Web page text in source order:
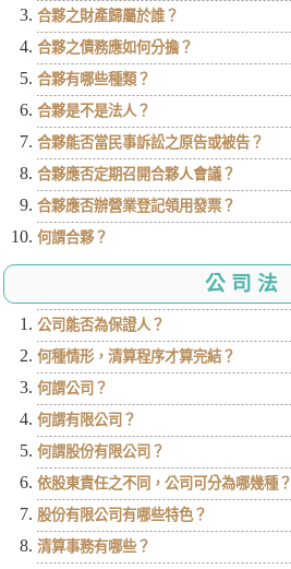
合夥之財產歸屬於誰？
合夥之債務應如何分擔？
合夥有哪些種類？
合夥是不是法人？
合夥能否當民事訴訟之原告或被告？
合夥應否定期召開合夥人會議？
合夥應否辦營業登記領用發票？
何謂合夥？
公司法
公司能否為保證人？
何種情形，清算程序才算完結？
何謂公司？
何謂有限公司？
何謂股份有限公司？
依股東責任之不同，公司可分為哪幾種？
股份有限公司有哪些特色？
清算事務有哪些？